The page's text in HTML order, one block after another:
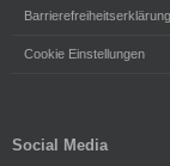
Barrierefreiheitserklärung
Cookie Einstellungen
Social Media